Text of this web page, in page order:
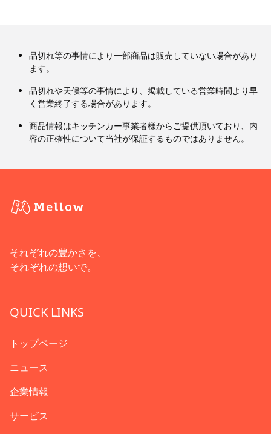
品切れ等の事情により一部商品は販売していない場合があり
ます。
品切れや天候等の事情により、掲載している営業時間より早
く営業終了する場合があります。
商品情報はキッチンカー事業者様からご提供頂いており、内
容の正確性について当社が保証するものではありません。
それぞれの豊かさを、
それぞれの想いで。
QUICK LINKS
トップページ
ニュース
企業情報
サービス